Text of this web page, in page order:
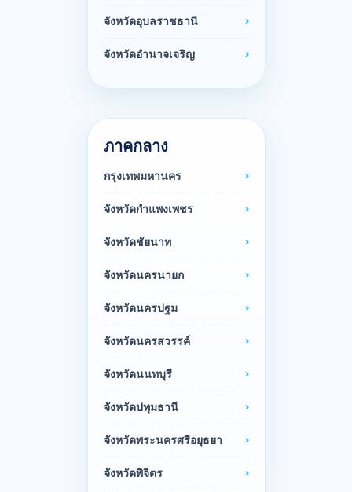
จังหวัดอุบลราชธานี
จังหวัดอำนาจเจริญ
ภาคกลาง
กรุงเทพมหานคร
จังหวัดกำแพงเพชร
จังหวัดชัยนาท
จังหวัดนครนายก
จังหวัดนครปฐม
จังหวัดนครสวรรค์
จังหวัดนนทบุรี
จังหวัดปทุมธานี
จังหวัดพระนครศรีอยุธยา
จังหวัดพิจิตร